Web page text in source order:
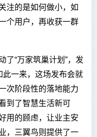
注的是如何做小，如
个用户，再收获一群
了“万家筑巢计划”，发
一来，这场发布会就
次阶段性的落地能力
到了智慧生活新可
用的顾虑，让业主安
，三翼鸟则提供了一